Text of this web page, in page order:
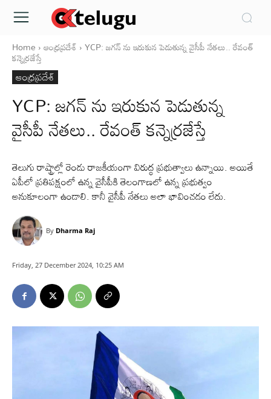
Home ఆంధ్రప్రదేశ్‌ YCP: జగన్ ను ఇరుకున పెడుతున్న వైసీపీ నేతలు.. రేవంత్
కన్నెర్రజేస్తే
ఆంధ్రప్రదేశ్‌
YCP: జగన్ ను ఇరుకున పెడుతున్న
వైసీపీ నేతలు.. రేవంత్ కన్నెర్రజేస్తే
తెలుగు రాష్ట్రాల్లో రెండు రాజకీయంగా విరుద్ధ ప్రభుత్వాలు ఉన్నాయి. అయితే
ఏపీలో ప్రతిపక్షంలో ఉన్న వైసీపీకి తెలంగాణలో ఉన్న ప్రభుత్వం
అనుకూలంగా ఉండాలి. కానీ వైసీపీ నేతలు అలా భావించడం లేదు.
By Dharma Raj
Friday, 27 December 2024, 10:25 AM